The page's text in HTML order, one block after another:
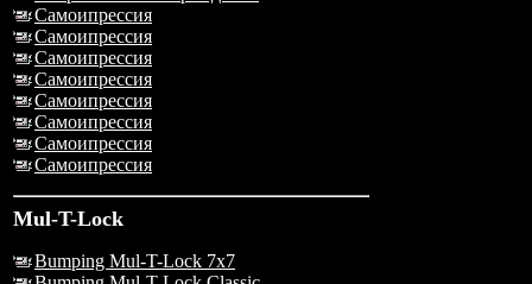
Самоипрессия
Самоипрессия
Самоипрессия
Самоипрессия
Самоипрессия
Самоипрессия
Самоипрессия
Самоипрессия
Mul-T-Lock
Bumping Mul-T-Lock 7x7